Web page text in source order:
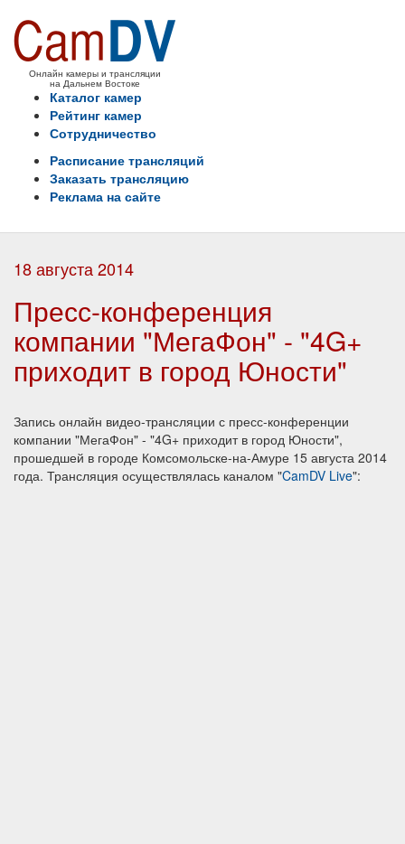
Онлайн камеры и трансляции
на Дальнем Востоке
Каталог камер
Рейтинг камер
Сотрудничество
Расписание трансляций
Заказать трансляцию
Реклама на сайте
18 августа 2014
Пресс-конференция
компании "МегаФон" - "4G+
приходит в город Юности"
Запись онлайн видео-трансляции с пресс-конференции
компании "МегаФон" - "4G+ приходит в город Юности",
прошедшей в городе Комсомольске-на-Амуре 15 августа 2014
года. Трансляция осуществлялась каналом "CamDV Live":